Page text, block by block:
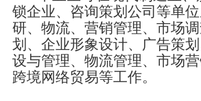
锁企业、咨询策划公司等单
研、物流、营销管理、市场
划、企业形象设计、广告策
设与管理、物流管理、市场营
跨境网络贸易等工作。